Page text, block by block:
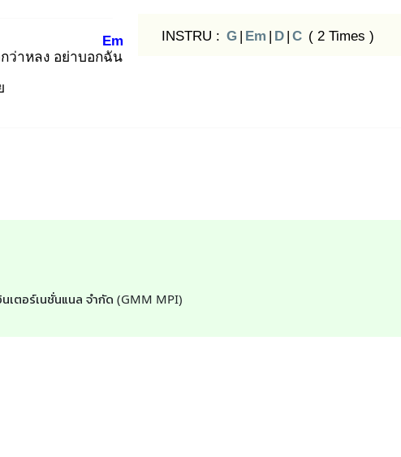
ว่าหลง อย่าบอกฉัน
Em INSTRU : G | Em | D | C ( 2 Times )
ตอร์เนชั่นแนล จำกัด (GMM MPI)